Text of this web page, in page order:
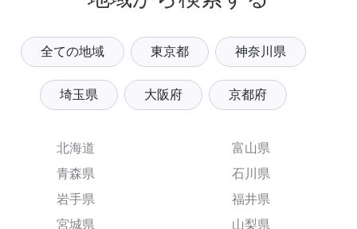
全ての地域 東京都 神奈川県
埼玉県 大阪府 京都府
北海道
青森県
岩手県
宮城県
富山県
石川県
福井県
山梨県